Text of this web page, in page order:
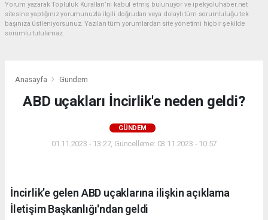
Yorum yazarak Topluluk Kuralları’nı kabul etmiş bulunuyor ve ipekyoluhaber.net
sitesine yaptığınız yorumunuzla ilgili doğrudan veya dolaylı tüm sorumluluğu tek
başınıza üstleniyorsunuz. Yazılan tüm yorumlardan site yönetimi hiçbir şekilde
sorumlu tutulamaz.
Anasayfa Gündem
ABD uçakları İncirlik'e neden geldi?
GÜNDEM
01.11.2023 - 13:27, Güncelleme: 03.11.2023 - 10:57
İncirlik’e gelen ABD uçaklarına ilişkin açıklama
İletişim Başkanlığı'ndan geldi